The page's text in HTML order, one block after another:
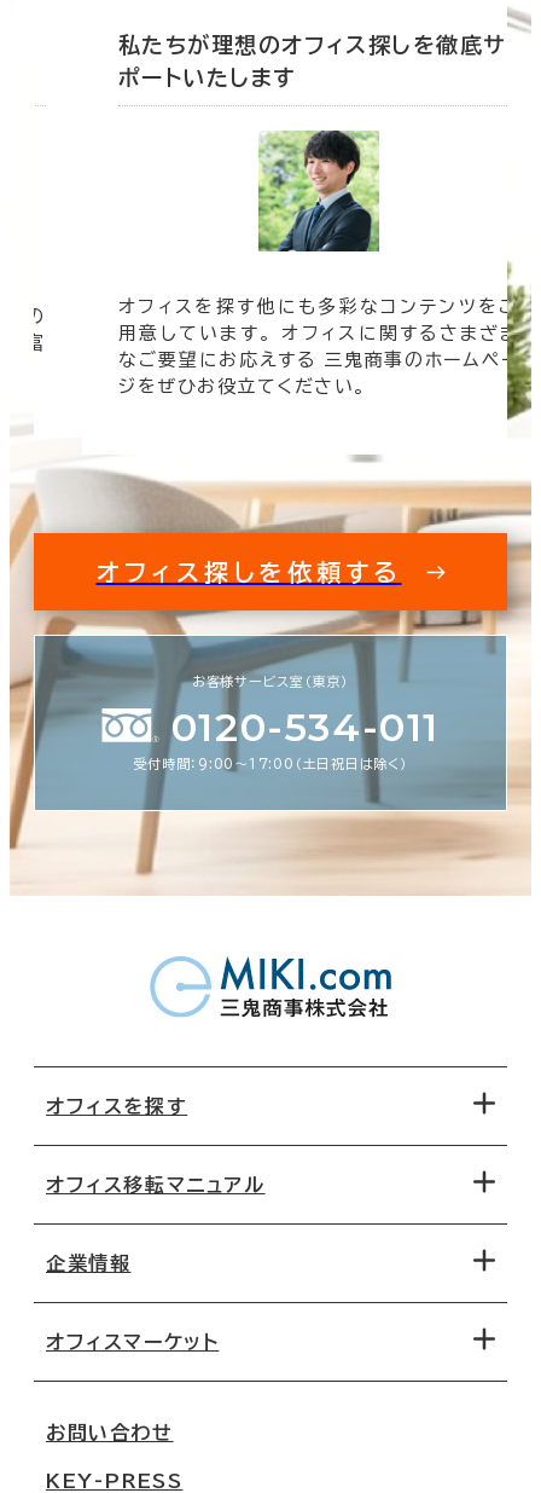
の
豊富
私たちが理想のオフィス探しを徹底サ
ポートいたします
オフィスを探す他にも多彩なコンテンツをご
用意しています。 オフィスに関するさまざま
なご要望にお応えする 三鬼商事のホームペー
ジをぜひお役立てください。
オフィス探しを依頼する
お客様サービス室（東京）
0120-534-011
受付時間：9:00〜17:00（土日祝日は除く）
オフィスを探す
地図から探す
路線・駅から探す
オフィス移転マニュアル
移転コストシミュレーション
移転スケジュール
オフィス移転Q&A
企業情報
オフィスマーケット
お問い合わせ
KEY-PRESS